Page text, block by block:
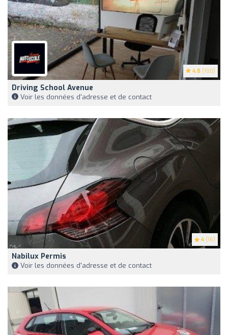
4.8 (100)
Driving School Avenue
Voir les données d'adresse et de contact
4 (16)
Nabilux Permis
Voir les données d'adresse et de contact